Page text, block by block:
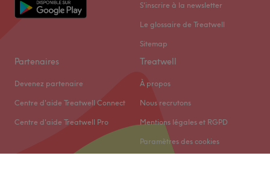
S'inscrire à la newsletter
Le glossaire de Treatwell
Sitemap
Partenaires
Devenez partenaire
Centre d'aide Treatwell Connect
Centre d'aide Treatwell Pro
Treatwell
À propos
Nous recrutons
Mentions légales et RGPD
Paramètres des cookies